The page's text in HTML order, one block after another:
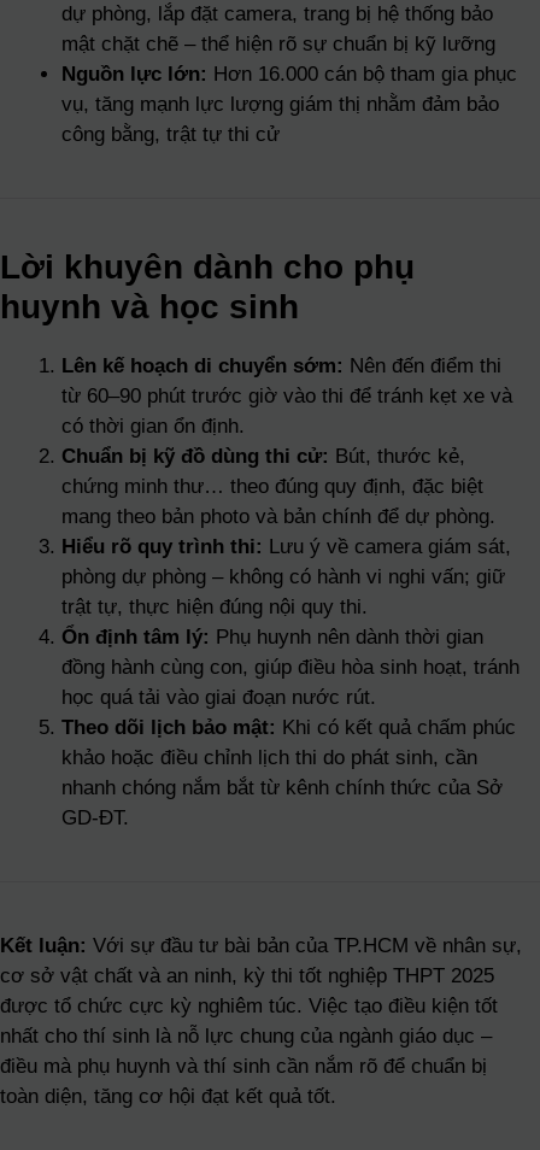
dự phòng, lắp đặt camera, trang bị hệ thống bảo
mật chặt chẽ – thể hiện rõ sự chuẩn bị kỹ lưỡng
Nguồn lực lớn: Hơn 16.000 cán bộ tham gia phục
vụ, tăng mạnh lực lượng giám thị nhằm đảm bảo
công bằng, trật tự thi cử
Lời khuyên dành cho phụ
huynh và học sinh
Lên kế hoạch di chuyển sớm: Nên đến điểm thi
từ 60–90 phút trước giờ vào thi để tránh kẹt xe và
có thời gian ổn định.
Chuẩn bị kỹ đồ dùng thi cử: Bút, thước kẻ,
chứng minh thư… theo đúng quy định, đặc biệt
mang theo bản photo và bản chính để dự phòng.
Hiểu rõ quy trình thi: Lưu ý về camera giám sát,
phòng dự phòng – không có hành vi nghi vấn; giữ
trật tự, thực hiện đúng nội quy thi.
Ổn định tâm lý: Phụ huynh nên dành thời gian
đồng hành cùng con, giúp điều hòa sinh hoạt, tránh
học quá tải vào giai đoạn nước rút.
Theo dõi lịch bảo mật: Khi có kết quả chấm phúc
khảo hoặc điều chỉnh lịch thi do phát sinh, cần
nhanh chóng nắm bắt từ kênh chính thức của Sở
GD‑ĐT.
Kết luận: Với sự đầu tư bài bản của TP.HCM về nhân sự,
cơ sở vật chất và an ninh, kỳ thi tốt nghiệp THPT 2025
được tổ chức cực kỳ nghiêm túc. Việc tạo điều kiện tốt
nhất cho thí sinh là nỗ lực chung của ngành giáo dục –
điều mà phụ huynh và thí sinh cần nắm rõ để chuẩn bị
toàn diện, tăng cơ hội đạt kết quả tốt.